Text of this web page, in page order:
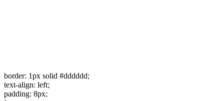
border: 1px solid #dddddd;
text-align: left;
padding: 8px;